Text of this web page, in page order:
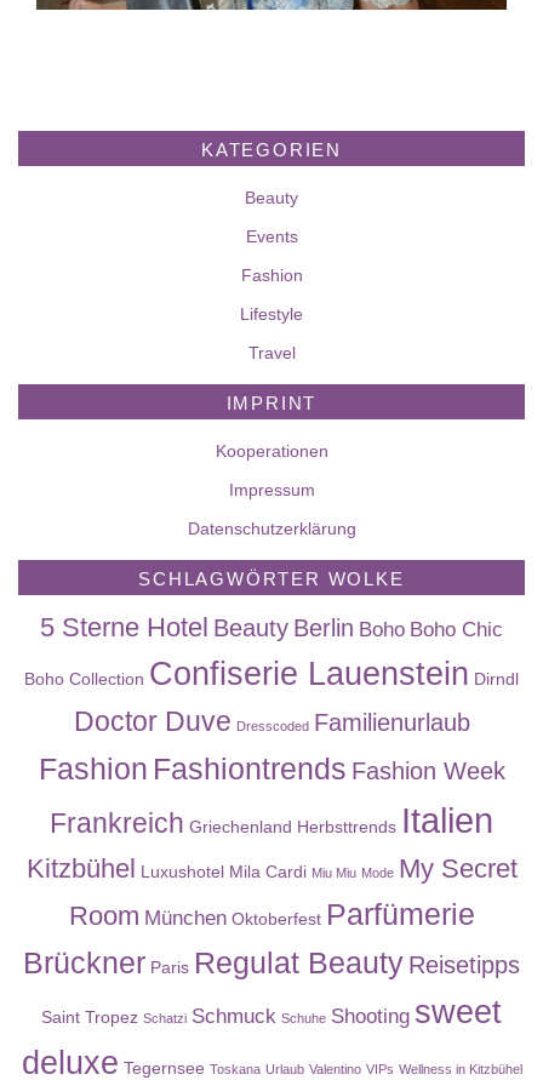
KATEGORIEN
Beauty
Events
Fashion
Lifestyle
Travel
IMPRINT
Kooperationen
Impressum
Datenschutzerklärung
SCHLAGWÖRTER WOLKE
5 Sterne Hotel Beauty Berlin Boho Boho Chic
Boho Collection Confiserie Lauenstein Dirndl
Doctor Duve Dresscoded Familienurlaub
Fashion Fashiontrends Fashion Week
Frankreich Griechenland Herbsttrends Italien
Kitzbühel Luxushotel Mila Cardi Miu Miu Mode My Secret
Room München Oktoberfest Parfümerie
Brückner Paris Regulat Beauty Reisetipps
Saint Tropez Schatzi Schmuck Schuhe Shooting sweet
deluxe Tegernsee Toskana Urlaub Valentino VIPs Wellness in Kitzbühel